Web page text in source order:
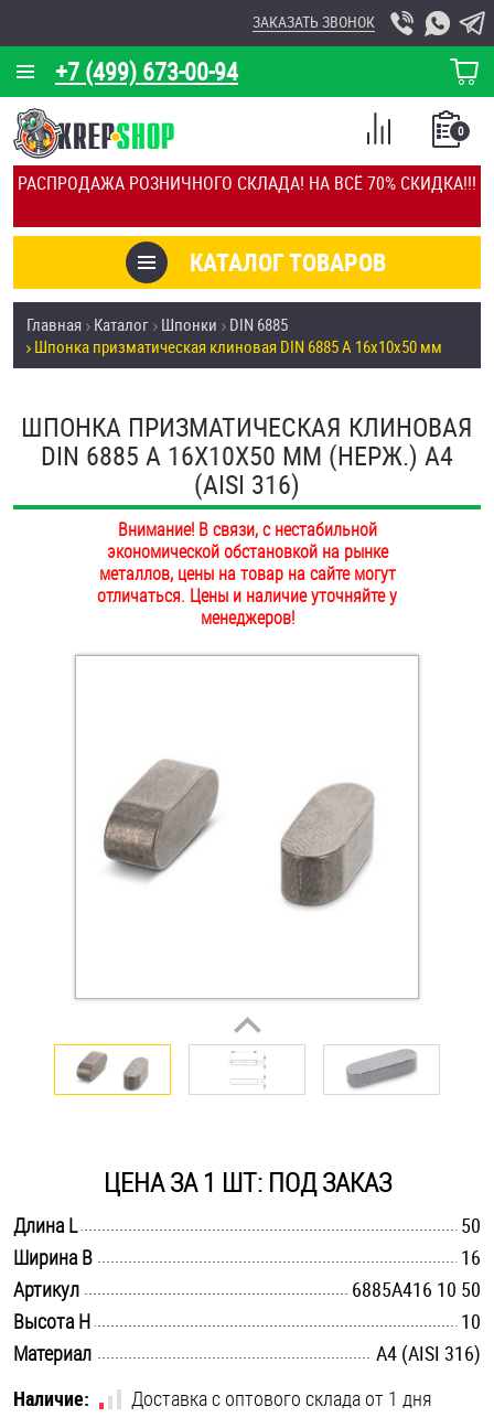
РАСПРОДАЖА РОЗНИЧНОГО СКЛАДА! НА ВСЁ 70% СКИДКА!!!
+7 (499) 673-00-94
ЗАКАЗАТЬ ЗВОНОК
КОРЗИНА
О КОМПАНИИ
КАЛЬКУЛЯТОР
ОТЗЫВЫ
УСЛУГИ
СКИДКИ
ОПТ
ПОКУПАТЕЛЯМ
ОПЛАТА И ДОСТАВКА
НАШИ МАГАЗИНЫ
КАТАЛОГ ТОВАРОВ
0
СПИСОК
СРАВНЕНИЕ
Товары со скидкой
Анкеры
Антивандальный крепёж, инструмент
Заклепки (Гайки-Заклепки)
Инструмент
Крюки, кольца с метрической резьбой
Оснастка и аксессуары для яхт
Стопорные кольца
Такелаж
Хомуты
Шайбы
Главная Каталог Шпонки
DIN 6885
Шпонка призматическая клиновая DIN 6885 А 16х10х50 мм
ШПОНКА ПРИЗМАТИЧЕСКАЯ КЛИНОВАЯ
DIN 6885 А 16Х10Х50 ММ (НЕРЖ.) A4
(AISI 316)
Внимание! В связи, с нестабильной
экономической обстановкой на рынке
металлов, цены на товар на сайте могут
отличаться. Цены и наличие уточняйте у
менеджеров!
ЦЕНА ЗА 1 ШТ: ПОД ЗАКАЗ
Длина L
50
Ширина B
16
Артикул
6885A416 10 50
Высота H
10
Материал
A4 (AISI 316)
Наличие:
Доставка с оптового склада от 1 дня